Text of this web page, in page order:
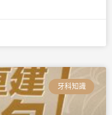
牙科知識